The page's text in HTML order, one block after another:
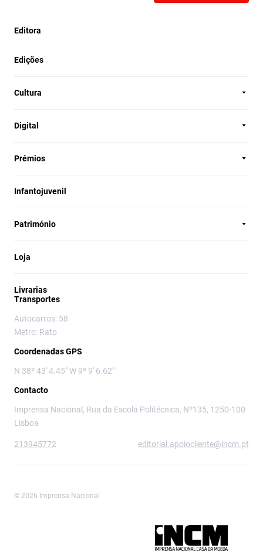
Editora
Edições
Cultura
Digital
Prémios
Infantojuvenil
Património
Loja
Livrarias
Transportes
Autocarros: 58
Metro: Rato
Coordenadas GPS
N 38º 43' 4.45" W 9º 9' 6.62"
Contacto
Imprensa Nacional, Rua da Escola Politécnica, Nº135, 1250-100
Lisboa
213945772 editorial.apoiocliente@incm.pt
© 2026 Imprensa Nacional